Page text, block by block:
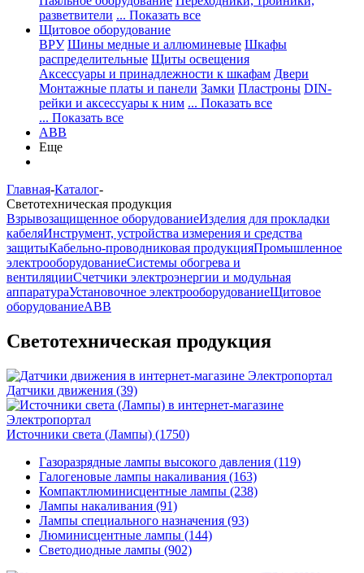
разветвители ... Показать все
Щитовое оборудование
ВРУ Шины медные и аллюминевые Шкафы
распределительные Щиты освещения
Аксессуары и принадлежности к шкафам Двери
Монтажные платы и панели Замки Пластроны DIN-
рейки и аксессуары к ним ... Показать все
... Показать все
ABB
Еще
Главная-Каталог-
Светотехническая продукция
Взрывозащищенное оборудованиеИзделия для прокладки
кабеляИнструмент, устройства измерения и средства
защитыКабельно-проводниковая продукцияПромышленное
электрооборудованиеСистемы обогрева и
вентиляцииСчетчики электроэнергии и модульная
аппаратураУстановочное электрооборудованиеЩитовое
оборудованиеABB
Светотехническая продукция
Датчики движения (39)
Источники света (Лампы) (1750)
Газоразрядные лампы высокого давления (119)
Галогеновые лампы накаливания (163)
Компактлюминисцентные лампы (238)
Лампы накаливания (91)
Лампы специального назначения (93)
Люминисцентные лампы (144)
Светодиодные лампы (902)